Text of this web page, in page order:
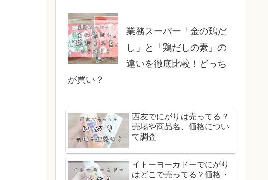
業務スーパー「金の鶏だ
し」と「鶏だしの素」の
違いを徹底比較！どっち
が買い？
西友でにがりは売ってる？
売場や商品名、価格につい
て調査
イトーヨーカドーでにがり
はどこで売ってる？価格・